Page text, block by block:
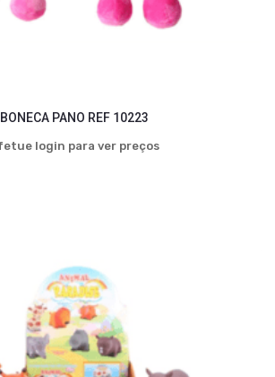
BONECA PANO REF 10223
login para ver preços